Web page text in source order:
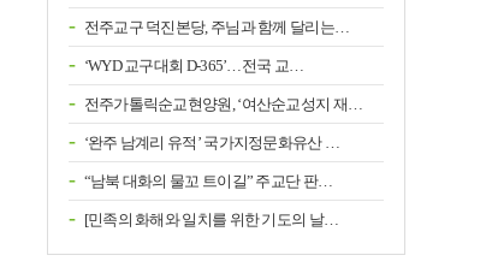
전주교구 덕진본당, 주님과 함께 달리는…
‘WYD 교구대회 D-365’…전국 교…
전주가톨릭순교현양원, ‘여산순교성지 재…
‘완주 남계리 유적’ 국가지정문화유산 …
“남북 대화의 물꼬 트이길” 주교단 판…
[민족의 화해와 일치를 위한 기도의 날…